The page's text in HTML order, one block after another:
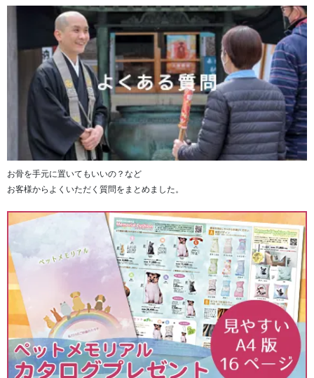
お骨を手元に置いてもいいの？など
お客様からよくいただく質問をまとめました。